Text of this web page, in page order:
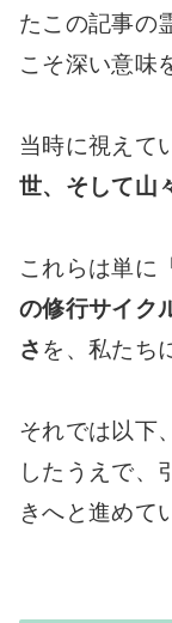
たこの記事の
こそ深い意味
当時に視えて
世、そして山
これらは単に
の修行サイク
さ を、私たち
それでは以下
したうえで、
きへと進めて